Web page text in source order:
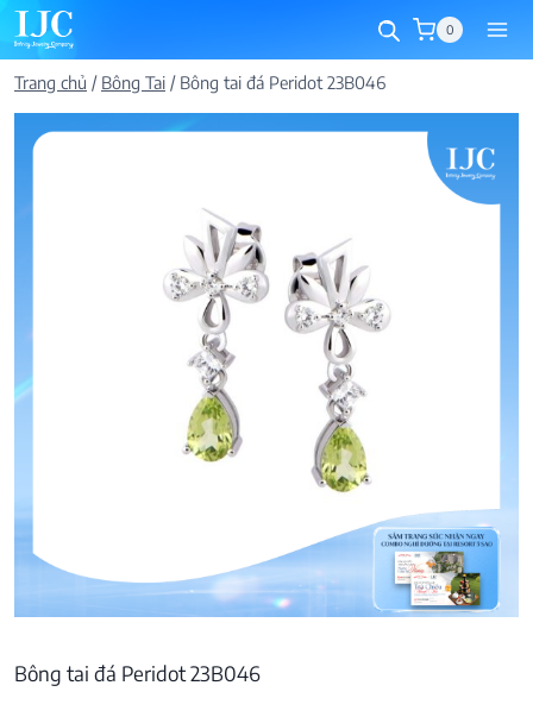
Skip
to
content
0
Trang chủ / Bông Tai / Bông tai đá Peridot 23B046
Bông tai đá Peridot 23B046